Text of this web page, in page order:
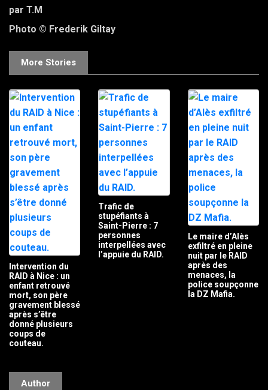
par T.M
Photo © Frederik Giltay
More Stories
Intervention du
RAID à Nice : un
enfant retrouvé
mort, son père
gravement blessé
après s’être
donné plusieurs
coups de
couteau.
Trafic de
stupéfiants à
Saint-Pierre : 7
personnes
interpellées avec
l’appuie du RAID.
Le maire d’Alès
exfiltré en pleine
nuit par le RAID
après des
menaces, la
police soupçonne
la DZ Mafia.
Author